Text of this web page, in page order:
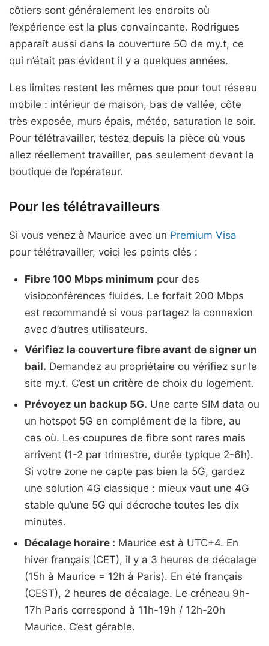
côtiers sont généralement les endroits où
l’expérience est la plus convaincante. Rodrigues
apparaît aussi dans la couverture 5G de my.t, ce
qui n’était pas évident il y a quelques années.
Les limites restent les mêmes que pour tout réseau
mobile : intérieur de maison, bas de vallée, côte
très exposée, murs épais, météo, saturation le soir.
Pour télétravailler, testez depuis la pièce où vous
allez réellement travailler, pas seulement devant la
boutique de l’opérateur.
Pour les télétravailleurs
Si vous venez à Maurice avec un Premium Visa
pour télétravailler, voici les points clés :
Fibre 100 Mbps minimum pour des
visioconférences fluides. Le forfait 200 Mbps
est recommandé si vous partagez la connexion
avec d’autres utilisateurs.
Vérifiez la couverture fibre avant de signer un
bail. Demandez au propriétaire ou vérifiez sur le
site my.t. C’est un critère de choix du logement.
Prévoyez un backup 5G. Une carte SIM data ou
un hotspot 5G en complément de la fibre, au
cas où. Les coupures de fibre sont rares mais
arrivent (1-2 par trimestre, durée typique 2-6h).
Si votre zone ne capte pas bien la 5G, gardez
une solution 4G classique : mieux vaut une 4G
stable qu’une 5G qui décroche toutes les dix
minutes.
Décalage horaire : Maurice est à UTC+4. En
hiver français (CET), il y a 3 heures de décalage
(15h à Maurice = 12h à Paris). En été français
(CEST), 2 heures de décalage. Le créneau 9h-
17h Paris correspond à 11h-19h / 12h-20h
Maurice. C’est gérable.